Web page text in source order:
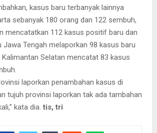
kasus baru terbanyak lainnya
sebanyak 180 orang dan 122 sembuh,
mencatatkan 112 kasus positif baru dan
Jawa Tengah melaporkan 98 kasus baru
Selatan mencatat 83 kasus
laporkan penambahan kasus di
tujuh provinsi laporkan tak ada tambahan
kata dia. tis, tri